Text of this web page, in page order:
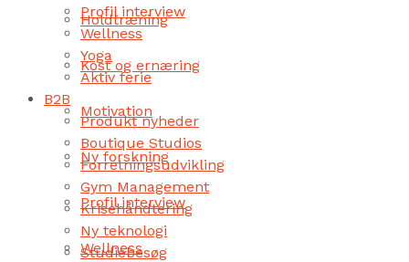
Holdtræning
Kost og ernæring
Motivation
Ny forskning
Profil interview
Wellness
Profil interview
Wellness
Yoga
Aktiv ferie
B2B
Produkt nyheder
Boutique Studios
Forretningsudvikling
Gym Management
Krisehåndtering
Ny teknologi
Studiebesøg